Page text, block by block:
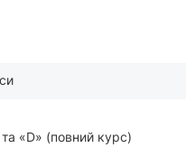
«D» (повний курс)